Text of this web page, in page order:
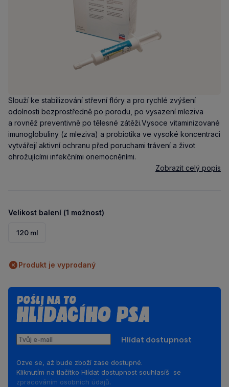
Slouží ke stabilizování střevní flóry a pro rychlé zvýšení
odolnosti bezprostředně po porodu, po vysazení mleziva
a rovněž preventivně po tělesné zátěži.Vysoce vitaminizované
imunoglobuliny (z mleziva) a probiotika ve vysoké koncentraci
vytvářejí aktivní ochranu před poruchami trávení a život
ohrožujícími infekčními onemocněními.
Zobrazit celý popis
Velikost balení (1 možnost)
120 ml
Produkt je vyprodaný
Pošli na to
hlídacího psa
Tvůj
e-
Hlídat dostupnost
Ozve se, až bude zboží zase dostupné.
Kliknutím na tlačítko Hlídat dostupnost souhlasíš se
zpracováním osobních údajů.